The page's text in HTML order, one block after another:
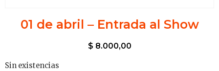
01 de abril – Entrada al Show
$ 8.000,00
Sin existencias